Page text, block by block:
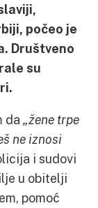
počeo je
Društveno
su
da „žene trpe
ne iznosi
i sudovi
u obitelji
pomoć